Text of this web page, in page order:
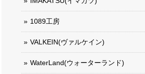
1089工房
VALKEIN(ヴァルケイン)
WaterLand(ウォーターランド)